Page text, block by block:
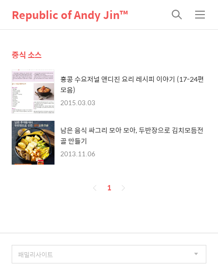
Republic of Andy Jin™
검
색
메
뉴
중식 소스
홍콩 수요저널 앤디진 요리 레시피 이야기 (17-24편
모음)
2015.03.03
남은 음식 싸그리 모아 모아, 두반장으로 김치모듬전
골 만들기
2013.11.06
페
1